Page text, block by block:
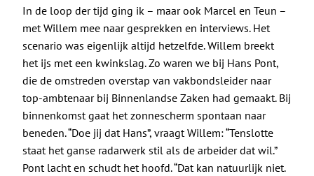
In de loop der tijd ging ik – maar ook Marcel en Teun –
met Willem mee naar gesprekken en interviews. Het
scenario was eigenlijk altijd hetzelfde. Willem breekt
het ijs met een kwinkslag. Zo waren we bij Hans Pont,
die de omstreden overstap van vakbondsleider naar
top-ambtenaar bij Binnenlandse Zaken had gemaakt. Bij
binnenkomst gaat het zonnescherm spontaan naar
beneden. “Doe jij dat Hans”, vraagt Willem: “Tenslotte
staat het ganse radarwerk stil als de arbeider dat wil.”
Pont lacht en schudt het hoofd. “Dat kan natuurlijk niet.